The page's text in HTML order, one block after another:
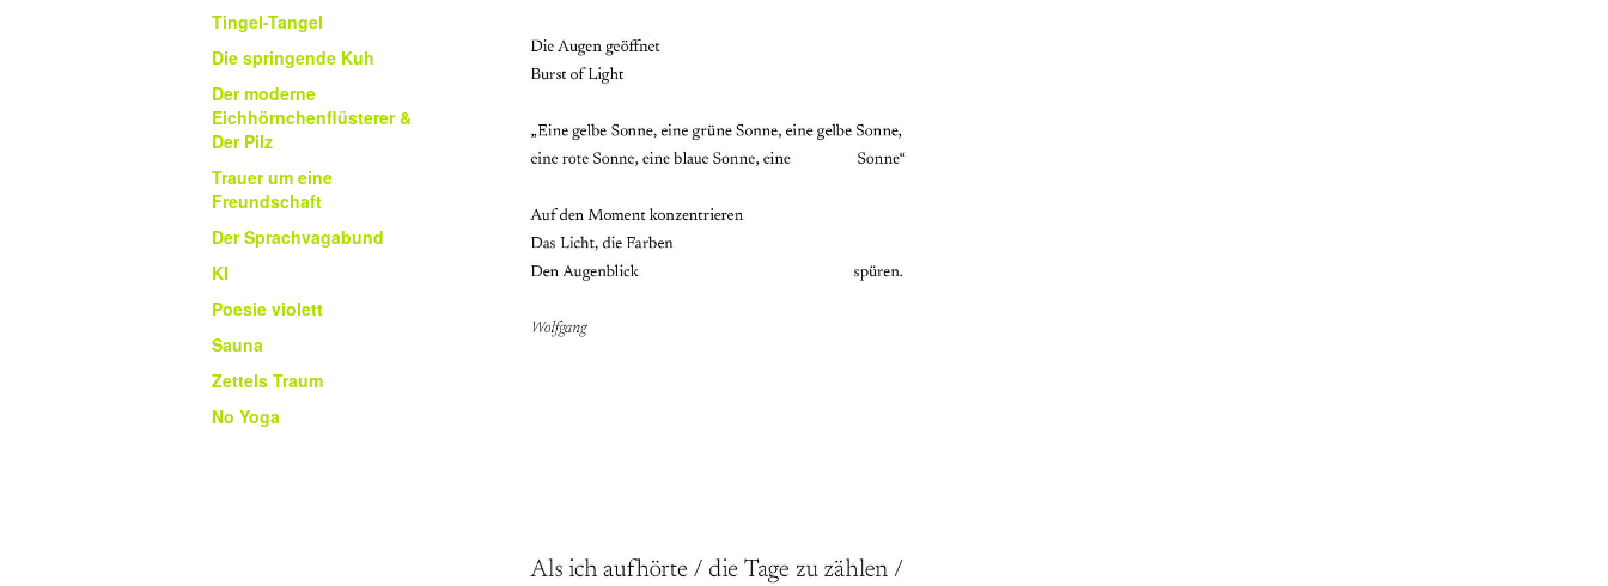
Tingel-Tangel
Die springende Kuh
Der moderne
Eichhörnchenflüsterer &
Der Pilz
Trauer um eine
Freundschaft
Der Sprachvagabund
KI
Poesie violett
Sauna
Zettels Traum
No Yoga